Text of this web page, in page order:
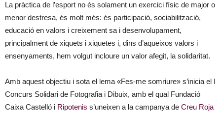
La pràctica de l’esport no és solament un exercici físic de major o
menor destresa, és molt més: és participació, sociabilització,
educació en valors i creixement sa i desenvolupament,
principalment de xiquets i xiquetes i, dins d’aqueixos valors i
ensenyaments, hem volgut incloure un valor afegit, la solidaritat.
Amb aquest objectiu i sota el lema «Fes-me somriure» s’inicia el I
Concurs Solidari de Fotografia i Dibuix, amb el qual Fundació
Caixa Castelló i Ripotenis s’uneixen a la campanya de Creu Roja